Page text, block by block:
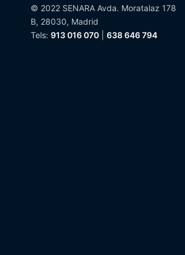
© 2022 SENARA Avda. Moratalaz 178
B, 28030, Madrid
Tels: 913 016 070 638 646 794